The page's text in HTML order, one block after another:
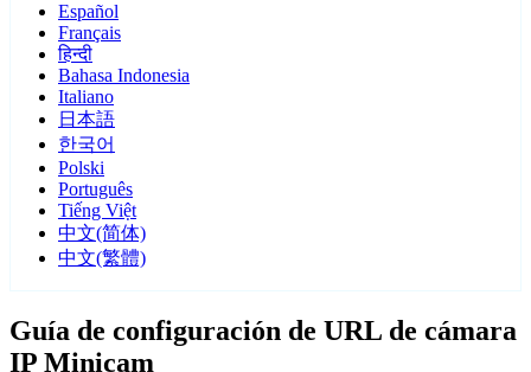
Español
Français
हिन्दी
Bahasa Indonesia
Italiano
日本語
한국어
Polski
Português
Tiếng Việt
中文(简体)
中文(繁體)
Guía de configuración de URL de cámara
IP Minicam